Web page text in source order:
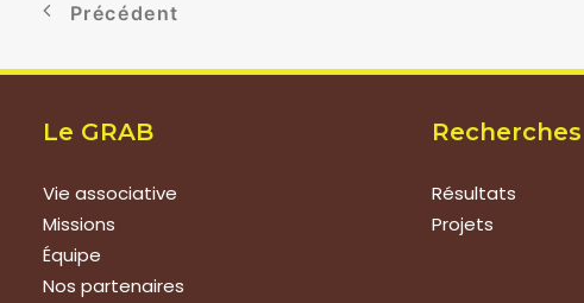
Précédent
Le GRAB
Vie associative
Missions
Équipe
Nos partenaires
Recherches
Résultats
Projets